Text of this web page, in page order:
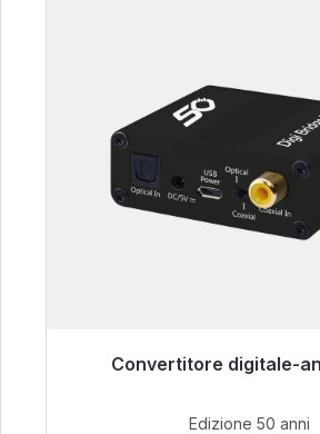
Convertitore digitale-
Pronto per la spedizione
Edizione 50 anni